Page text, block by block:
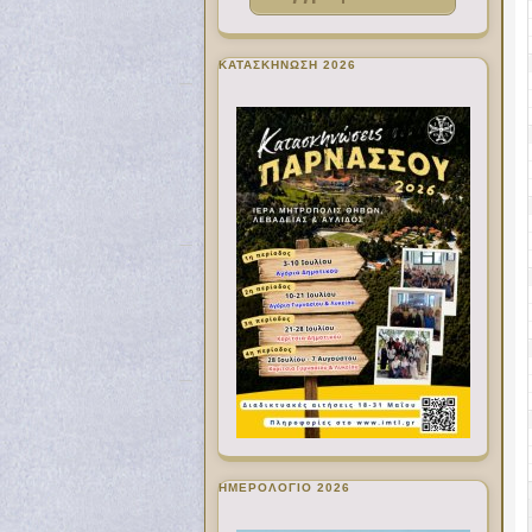
ΚΑΤΑΣΚΗΝΩΣΗ 2026
ΗΜΕΡΟΛΟΓΙΟ 2026